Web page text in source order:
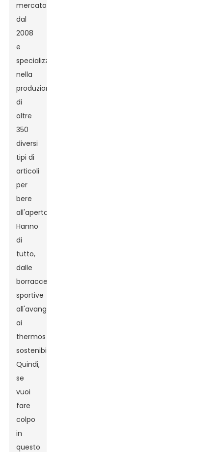
mercato
dal
2008
e
specializzata
nella
produzione
di
oltre
350
diversi
tipi di
articoli
per
bere
all'aperto.
Hanno
di
tutto,
dalle
borracce
sportive
all'avanguardia
ai
thermos
sostenibili.
Quindi,
se
vuoi
fare
colpo
in
questo